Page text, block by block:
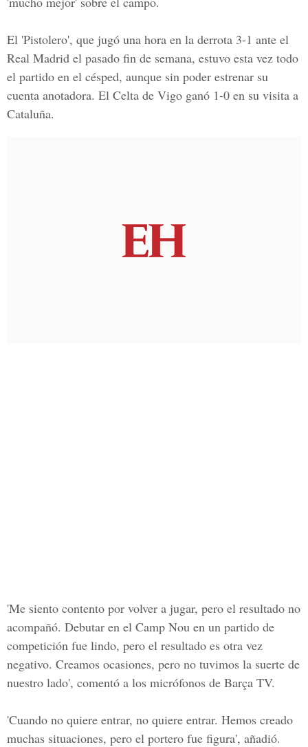
El 'Pistolero', que jugó una hora en la derrota 3-1 ante el
Real Madrid el pasado fin de semana, estuvo esta vez todo
el partido en el césped, aunque sin poder estrenar su
cuenta anotadora. El Celta de Vigo ganó 1-0 en su visita a
Cataluña.
'Me siento contento por volver a jugar, pero el resultado no
acompañó. Debutar en el Camp Nou en un partido de
competición fue lindo, pero el resultado es otra vez
negativo. Creamos ocasiones, pero no tuvimos la suerte de
nuestro lado', comentó a los micrófonos de Barça TV.
'Cuando no quiere entrar, no quiere entrar. Hemos creado
muchas situaciones, pero el portero fue figura', añadió.